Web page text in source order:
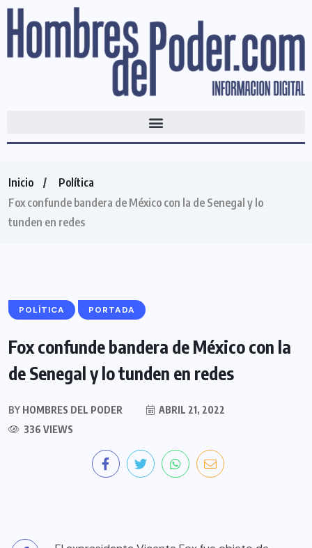
Inicio
Política
Fox confunde bandera de México con la de Senegal y lo
tunden en redes
POLÍTICA PORTADA
Fox confunde bandera de México con la
de Senegal y lo tunden en redes
BY HOMBRES DEL PODER
ABRIL 21, 2022
336 VIEWS